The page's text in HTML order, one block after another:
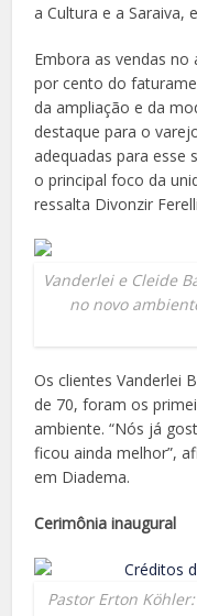
a Cultura e a Saraiva,
Embora as vendas
por cento do
da ampliação e da
destaque para o
adequadas para esse
o principal foco da
ressalta Divonzir
Vanderlei e Cleide
no novo
Os clientes Vanderlei
de 70, foram os
ambiente. “Nós já
ficou ainda melhor”,
em Diadema.
Cerimônia inaugural
Pastor Erton